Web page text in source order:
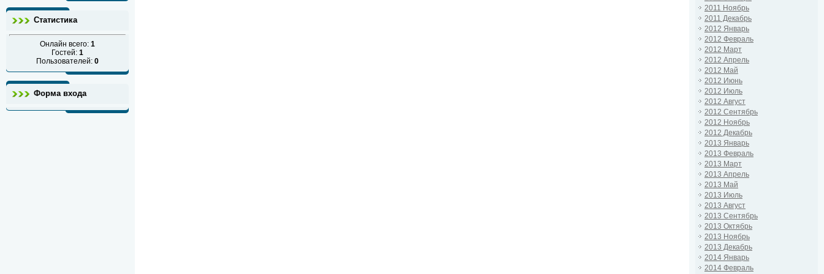
Статистика
Онлайн всего: 1
Гостей: 1
Пользователей: 0
Форма входа
2011 Ноябрь
2011 Декабрь
2012 Январь
2012 Февраль
2012 Март
2012 Апрель
2012 Май
2012 Июнь
2012 Июль
2012 Август
2012 Сентябрь
2012 Ноябрь
2012 Декабрь
2013 Январь
2013 Февраль
2013 Март
2013 Апрель
2013 Май
2013 Июль
2013 Август
2013 Сентябрь
2013 Октябрь
2013 Ноябрь
2013 Декабрь
2014 Январь
2014 Февраль